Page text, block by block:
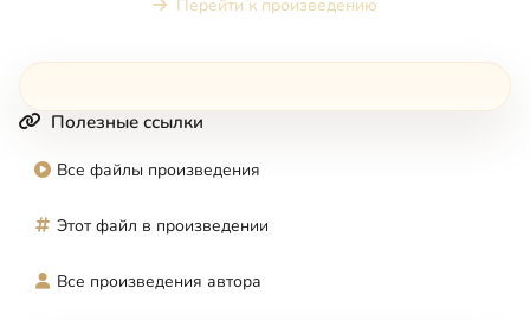
Перейти к произведению
Полезные ссылки
Все файлы произведения
Этот файл в произведении
Все произведения автора